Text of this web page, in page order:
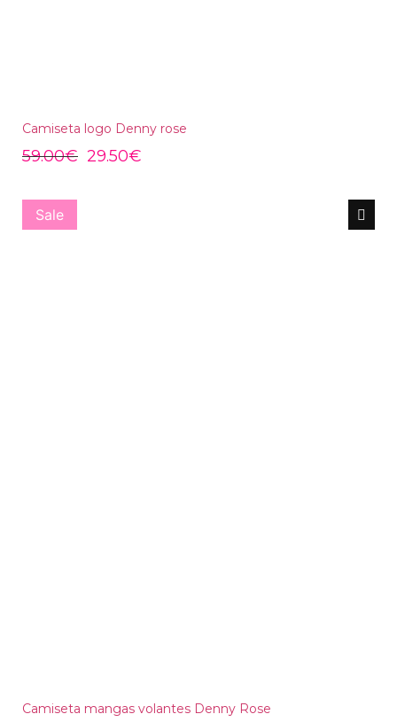
Camiseta logo Denny rose
59.00€ 29.50€
Sale
Camiseta mangas volantes Denny Rose